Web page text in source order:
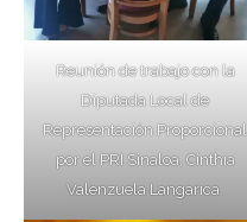
Reunión de trabajo con la
Diputada Local de
Representación Proporcional
por el PRI Sinaloa, Cinthia
Valenzuela Langarica.